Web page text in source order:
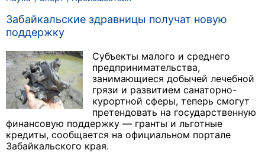
Забайкальские здравницы получат новую
поддержку
Субъекты малого и среднего
предпринимательства,
занимающиеся добычей лечебной
грязи и развитием санаторно-
курортной сферы, теперь смогут
претендовать на государственную
финансовую поддержку — гранты и льготные
кредиты, сообщается на официальном портале
Забайкальского края.